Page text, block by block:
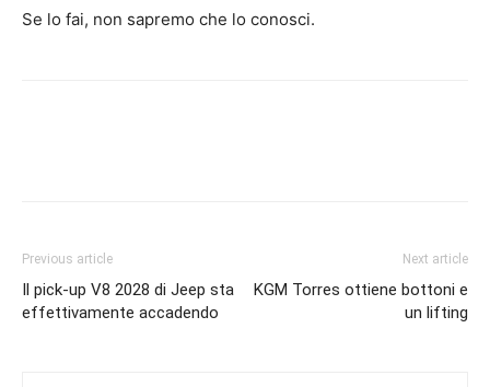
Se lo fai, non sapremo che lo conosci.
Previous article
Il pick-up V8 2028 di Jeep sta
effettivamente accadendo
Next article
KGM Torres ottiene bottoni e
un lifting